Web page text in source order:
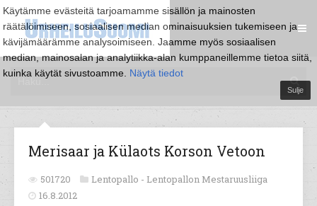
Käytämme evästeitä tarjoamamme sisällön ja mainosten
räätälöimiseen, sosiaalisen median ominaisuuksien tukemiseen ja
kävijämäärämme analysoimiseen. Jaamme myös sosiaalisen
median, mainosalan ja analytiikka-alan kumppaneillemme tietoa siitä,
kuinka käytät sivustoamme. Näytä tiedot
Sulje
Merisaar ja Külaots Korson Vetoon
501720 Lentopallo - Lentopallon Mestaruusliiga
16.8.2012